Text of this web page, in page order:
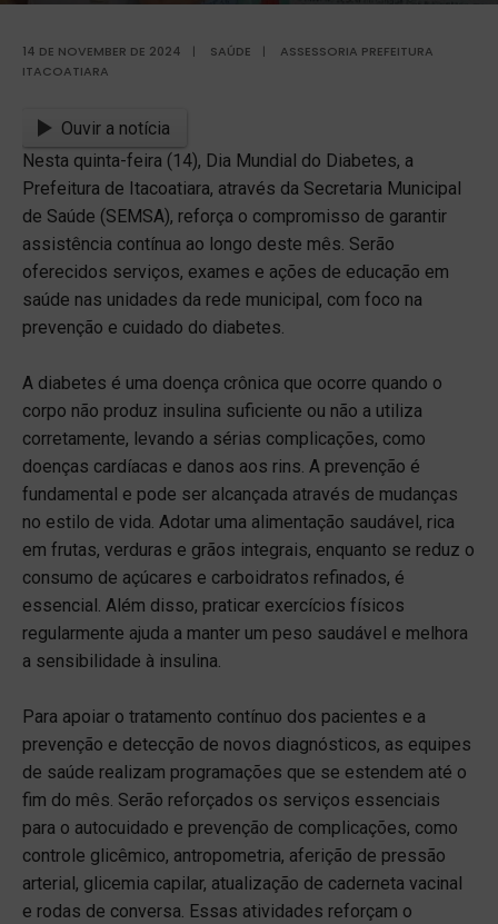
14 DE NOVEMBER DE 2024 | SAÚDE |
ASSESSORIA PREFEITURA
ITACOATIARA
Ouvir a notícia
Nesta quinta-feira (14), Dia Mundial do Diabetes, a
Prefeitura de Itacoatiara, através da Secretaria Municipal
de Saúde (SEMSA), reforça o compromisso de garantir
assistência contínua ao longo deste mês. Serão
oferecidos serviços, exames e ações de educação em
saúde nas unidades da rede municipal, com foco na
prevenção e cuidado do diabetes.
A diabetes é uma doença crônica que ocorre quando o
corpo não produz insulina suficiente ou não a utiliza
corretamente, levando a sérias complicações, como
doenças cardíacas e danos aos rins. A prevenção é
fundamental e pode ser alcançada através de mudanças
no estilo de vida. Adotar uma alimentação saudável, rica
em frutas, verduras e grãos integrais, enquanto se reduz o
consumo de açúcares e carboidratos refinados, é
essencial. Além disso, praticar exercícios físicos
regularmente ajuda a manter um peso saudável e melhora
a sensibilidade à insulina.
Para apoiar o tratamento contínuo dos pacientes e a
prevenção e detecção de novos diagnósticos, as equipes
de saúde realizam programações que se estendem até o
fim do mês. Serão reforçados os serviços essenciais
para o autocuidado e prevenção de complicações, como
controle glicêmico, antropometria, aferição de pressão
arterial, glicemia capilar, atualização de caderneta vacinal
e rodas de conversa. Essas atividades reforçam o